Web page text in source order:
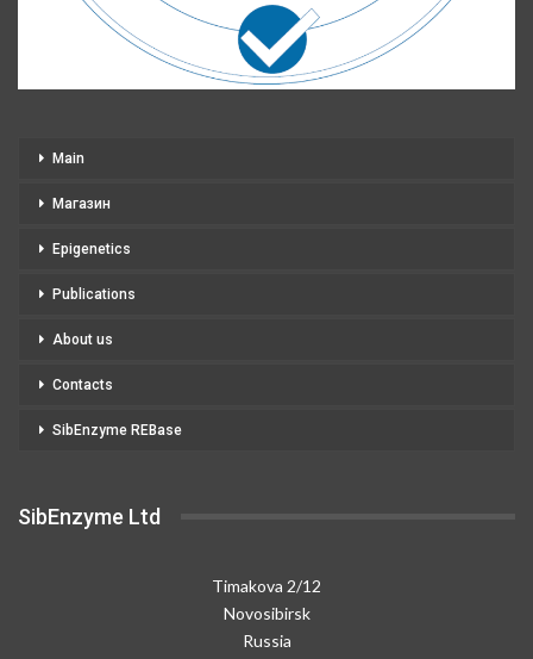
Main
Магазин
Epigenetics
Publications
About us
Contacts
SibEnzyme REBase
SibEnzyme Ltd
Timakova 2/12
Novosibirsk
Russia